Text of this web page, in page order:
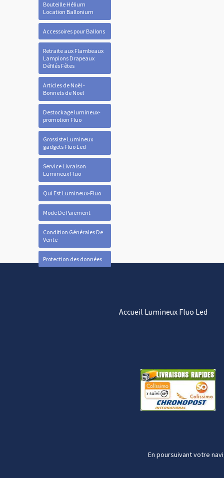
Bouteille Hélium
Location Ballonium
Accessoires pour Ballons
Retraite aux Flambeaux
Lampions Drapeaux
Défilés Fêtes
Articles de Noël -
Bonnets de Noel
Destockage lumineux-
promotion Fluo
Grossiste Lumineux
gadgets Fluo Led
Service Livraison
Lumineux Fluo
Qui Est Lumineux-Fluo
Mode De Paiement
Condition Générales De
Vente
Protection des données
Accueil Lumineux Fluo Led
En poursuivant votre